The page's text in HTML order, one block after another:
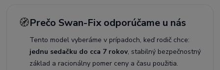
🧭Prečo Swan-Fix odporúčame u nás
Tento model vyberáme v prípadoch, keď rodič chce:
jednu sedačku do cca 7 rokov, stabilný bezpečnostný
základ a racionálny pomer ceny a času použitia.